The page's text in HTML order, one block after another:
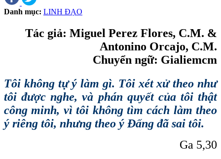
Danh mục: LINH ĐẠO
Tác giả: Miguel Perez Flores, C.M. &
Antonino Orcajo, C.M.
Chuyển ngữ: Gialiemcm
Tôi không tự ý làm gì. Tôi xét xử theo như
tôi được nghe, và phán quyết của tôi thật
công minh, vì tôi không tìm cách làm theo
ý riêng tôi, nhưng theo ý Đấng đã sai tôi.
Ga 5,30